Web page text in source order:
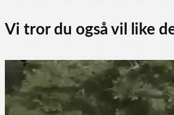
Abandonware og gamle spill Spill
Chess 2020
Vi tror du også vil like